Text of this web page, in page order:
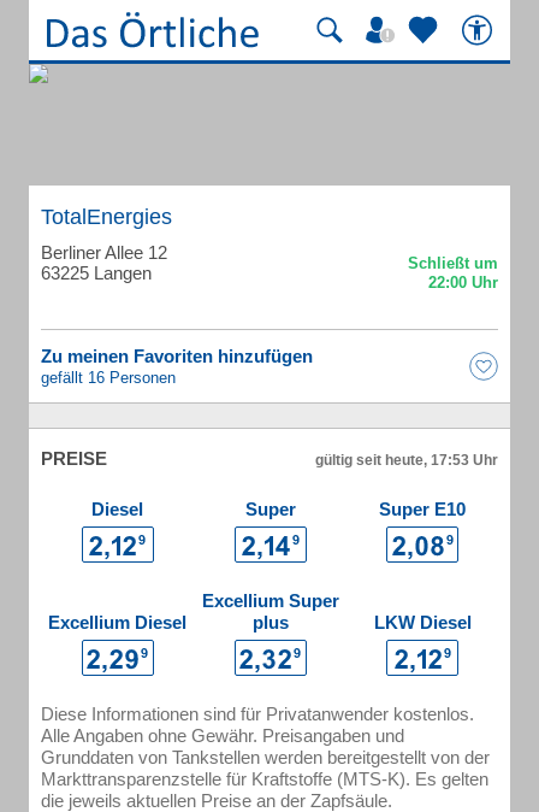
TotalEnergies
Berliner Allee 12
63225 Langen
Zu meinen Favoriten hinzufügen
gefällt 16 Personen
PREISE gültig seit heute, 17:53 Uhr
Diesel Super Super E10
Excellium Diesel
Excellium Super
plus
LKW Diesel
Diese Informationen sind für Privatanwender kostenlos.
Alle Angaben ohne Gewähr. Preisangaben und
Grunddaten von Tankstellen werden bereitgestellt von der
Markttransparenzstelle für Kraftstoffe (MTS-K). Es gelten
die jeweils aktuellen Preise an der Zapfsäule.